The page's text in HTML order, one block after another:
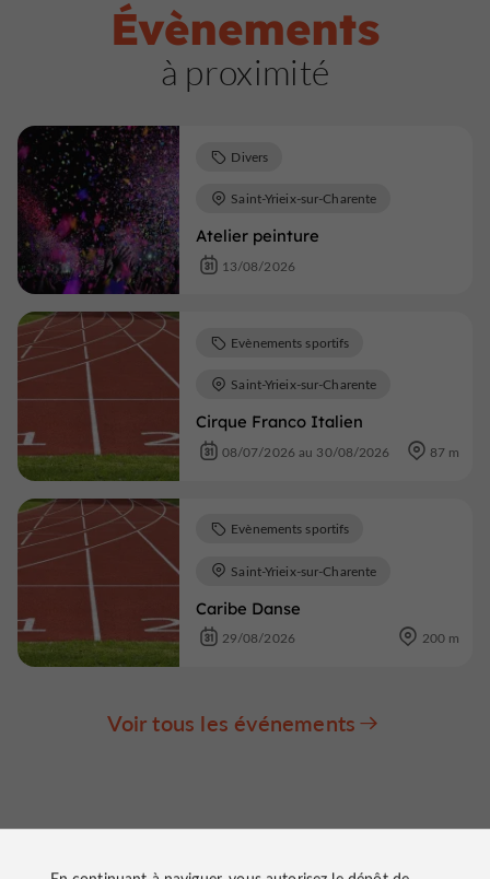
Évènements
à proximité
Atelier peinture
Divers
Saint-Yrieix-sur-Charente
13/08/2026
Cirque Franco Italien
Evènements sportifs
Saint-Yrieix-sur-Charente
08/07/2026 au 30/08/2026 87 m
Caribe Danse
Evènements sportifs
Saint-Yrieix-sur-Charente
29/08/2026 200 m
Voir tous les événements